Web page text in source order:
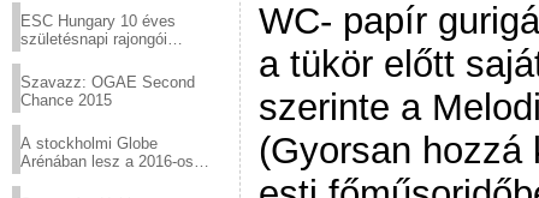
sztárjai a Margitszigeten
ESC Hungary 10 éves
születésnapi rajongói
Szavazz: OGAE Second
Chance 2015
A stockholmi Globe
Arénában lesz a 2016-os
WC- papír
a tükör előtt
szerinte a
(Gyorsan hozzá